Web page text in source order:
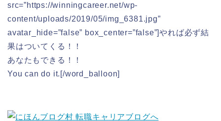
src=”https://winningcareer.net/wp-
content/uploads/2019/05/img_6381.jpg”
avatar_hide=”false” box_center=”false”]やれば必ず結
果はついてくる！！
あなたもできる！！
You can do it.[/word_balloon]